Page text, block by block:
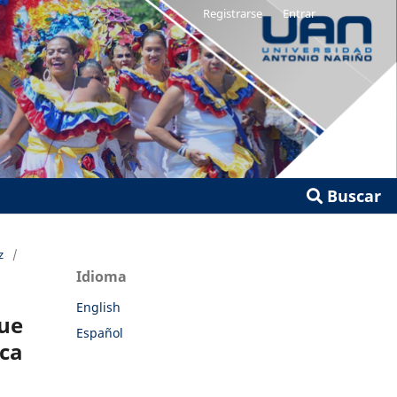
Buscar
Registrarse Entrar
/
Idioma
English
Español